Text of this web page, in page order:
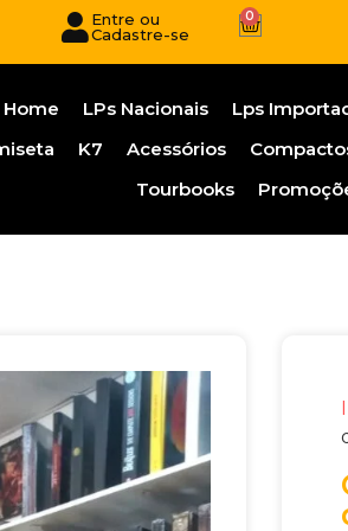
Entre ou
Cadastre-se
0
Home LPs Nacionais Lps
K7 Acessórios
Tourbooks